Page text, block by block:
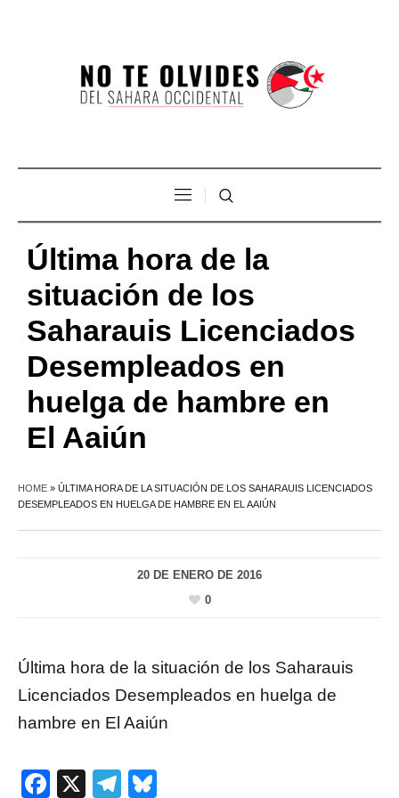
Última hora de la
situación de los
Saharauis Licenciados
Desempleados en
huelga de hambre en
El Aaiún
HOME » ÚLTIMA HORA DE LA SITUACIÓN DE LOS SAHARAUIS LICENCIADOS
DESEMPLEADOS EN HUELGA DE HAMBRE EN EL AAIÚN
20 DE ENERO DE 2016
0
Última hora de la situación de los Saharauis
Licenciados Desempleados en huelga de
hambre en El Aaiún
Facebook
X Telegram